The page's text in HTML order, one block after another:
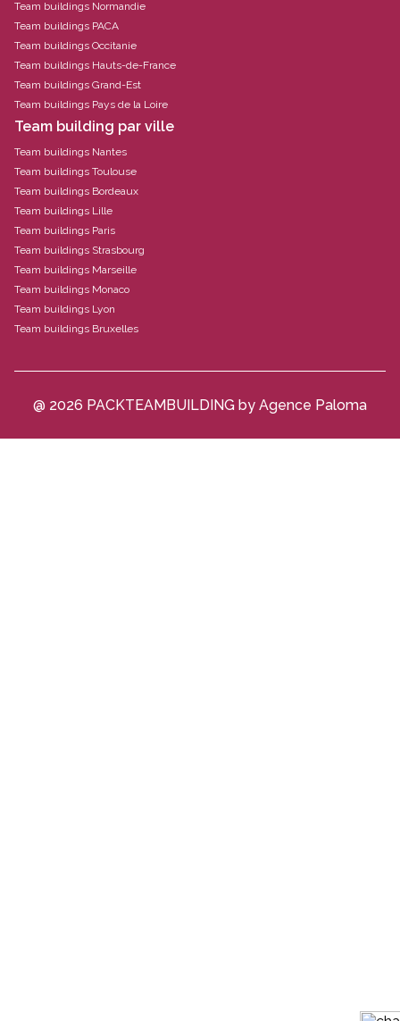
Team buildings Normandie
Team buildings PACA
Team buildings Occitanie
Team buildings Hauts-de-France
Team buildings Grand-Est
Team buildings Pays de la Loire
Team building par ville
Team buildings Nantes
Team buildings Toulouse
Team buildings Bordeaux
Team buildings Lille
Team buildings Paris
Team buildings Strasbourg
Team buildings Marseille
Team buildings Monaco
Team buildings Lyon
Team buildings Bruxelles
@ 2026 PACKTEAMBUILDING by Agence Paloma